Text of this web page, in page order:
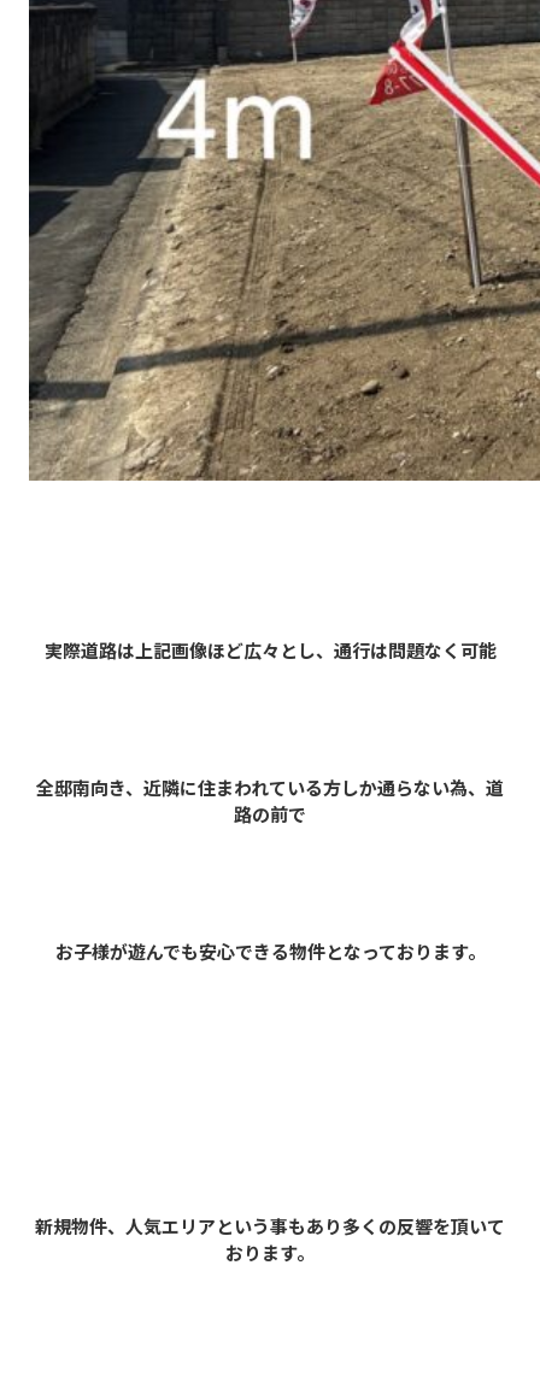
実際道路は上記画像ほど広々とし、通行は問題なく 可能
全邸南向き、近隣に住まわれている方しか通らない為、道
路の前で
お子様が遊んでも安心できる物件となっております。
新規物件、人気エリアという事もあり多くの反響を頂いて
おります。